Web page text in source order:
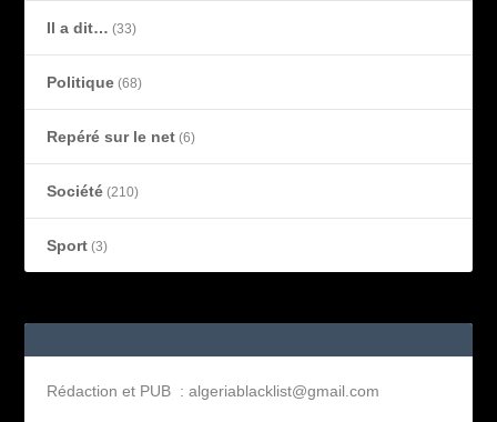
Il a dit… (33)
Politique (68)
Repéré sur le net (6)
Société (210)
Sport (3)
Rédaction et PUB : algeriablacklist@gmail.com